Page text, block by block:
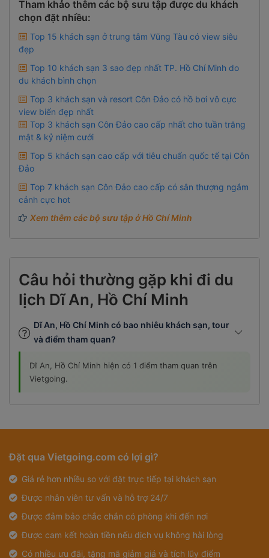
Tham khảo thêm các bộ sưu tập được du khách
chọn đặt nhiều:
Top 15 khách sạn ở trung tâm Vũng Tàu có view siêu
đẹp
Top 10 khách sạn 3 sao đẹp nhất TP. Hồ Chí Minh do
du khách bình chọn
Top 3 khách sạn và resort Côn Đảo có hồ bơi vô cực
view biển đẹp nhất
Top 3 khách sạn Côn Đảo cao cấp nhất cho tuần trăng
mật & kỷ niệm cưới
Top 5 khách sạn cao cấp với tiêu chuẩn quốc tế tại Côn
Đảo
Top 7 khách sạn Côn Đảo cao cấp có sân thượng ngắm
cảnh cực hot
Xem thêm các bộ sưu tập ở Hồ Chí Minh
Câu hỏi thường gặp khi đi du
lịch Dĩ An, Hồ Chí Minh
Dĩ An, Hồ Chí Minh có bao nhiêu khách sạn, tour
và điểm tham quan?
Dĩ An, Hồ Chí Minh hiện có 1 điểm tham quan trên
Vietgoing.
Đặt qua Vietgoing.com có lợi gì?
Giá rẻ hơn nhiều so với đặt trực tiếp tại khách sạn
Được nhân viên tư vấn và hỗ trợ 24/7
Được đảm bảo chắc chắn có phòng khi đến nơi
Được cam kết hoàn tiền nếu dịch vụ không hài lòng
Có nhiều ưu đãi, tặng mã giảm giá và tích lũy điểm